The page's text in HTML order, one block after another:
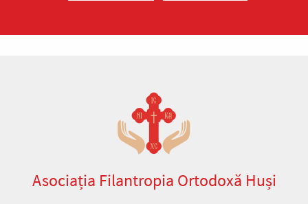
Asociația Filantropia Ortodoxă Huși